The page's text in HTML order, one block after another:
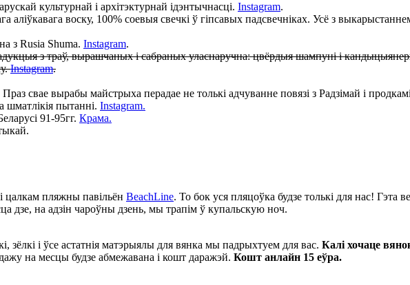
культурнай і архітэктурнай ідэнтычнасці. Instagram.
аліўкавага воску, 100% соевыя свечкі ў гіпсавых падсвечніках. Усё з
з Rusia Shuma. Instagram.
з траў, вырашчаных і сабраных уласнаручна: цвёрдыя шампуні і кандыцыянеры,
Instagram.
свае вырабы майстрыха перадае не толькі адчуванне повязі з Радзімай і
шматлікія пытанні. Instagram.
91-95гг. Крама.
пляжны павільён BeachLine. То бок уся пляцоўка будзе толькі для нас! Гэта
дзе, на адзін чароўны дзень, мы трапім ў купальскую ноч.
зёлкі і ўсе астатнія матэрыялы для вянка мы падрыхтуем для вас. Калі хочаце
на месцы будзе абмежавана і кошт даражэй. Кошт анлайн 15 еўра.